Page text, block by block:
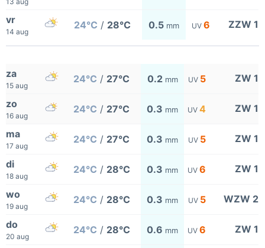
vr
14 aug
24°C / 28°C 0.5 mm UV 6 ZZW 1
za
15 aug
24°C / 27°C 0.2 mm UV 5 ZW 1
zo
16 aug
24°C / 27°C 0.3 mm UV 4 ZW 1
ma
17 aug
24°C / 27°C 0.3 mm UV 5 ZW 1
di
18 aug
24°C / 28°C 0.3 mm UV 6 ZW 1
wo
19 aug
24°C / 28°C 0.3 mm UV 5 WZW 2
do
20 aug
24°C / 28°C 0.6 mm UV 6 ZW 1